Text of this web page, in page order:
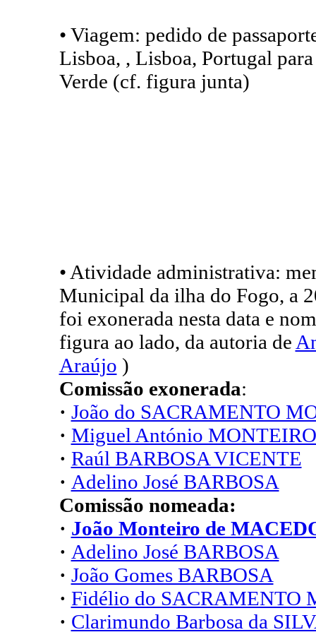
• Viagem: pedido de
Lisboa, , Lisboa, Portugal
Verde (cf. figura junta)
• Atividade administrativa:
Municipal da ilha do Fogo, a
foi exonerada nesta data e
figura ao lado, da autoria de
Araújo )
Comissão exonerada:
· João do SACRAMENTO
· Miguel António MONTEIRO
· Raúl BARBOSA VICENTE
· Adelino José BARBOSA
Comissão nomeada:
· João Monteiro de
· Adelino José BARBOSA
· João Gomes BARBOSA
· Fidélio do SACRAMENTO
· Clarimundo Barbosa da